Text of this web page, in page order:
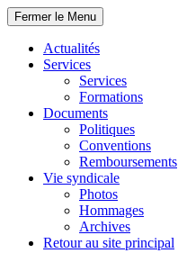
Fermer le Menu
Actualités
Services
Services
Formations
Documents
Politiques
Conventions
Remboursements
Vie syndicale
Photos
Hommages
Archives
Retour au site principal